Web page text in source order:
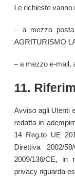
Le richieste vanno
– a mezzo posta
AGRITURISMO
– a mezzo e-mail,
11.
Avviso agli Utenti
redatta in
14 Reg.to UE
Direttiva 2002/
2009/136/CE, in
privacy riguarda